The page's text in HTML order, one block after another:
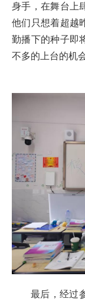
身手，在舞台上
他们只想着超越
勤播下的种子即
不多的上台的机
最后，经过